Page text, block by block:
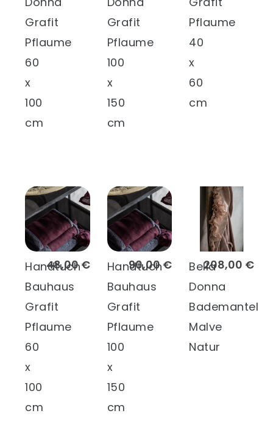
Grafit
Pflaume
60
x
100
cm
Grafit
Pflaume
100
x
150
cm
Pflaume
40
x
60
cm
48,00 €
Handtuch
Bauhaus
Grafit
Pflaume
60
x
100
cm
90,00 €
Handtuch
Bauhaus
Grafit
Pflaume
100
x
150
cm
208,00 €
Bella
Donna
Bademantel
Malve
Natur